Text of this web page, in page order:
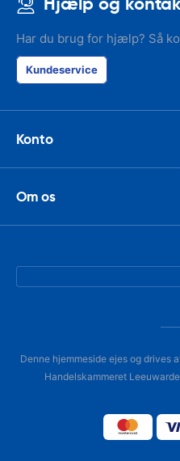
Har du brug for hjælp? Så
Kundeservice
Konto
Om os
Denne hjemmeside ejes og drives
Handelskammeret